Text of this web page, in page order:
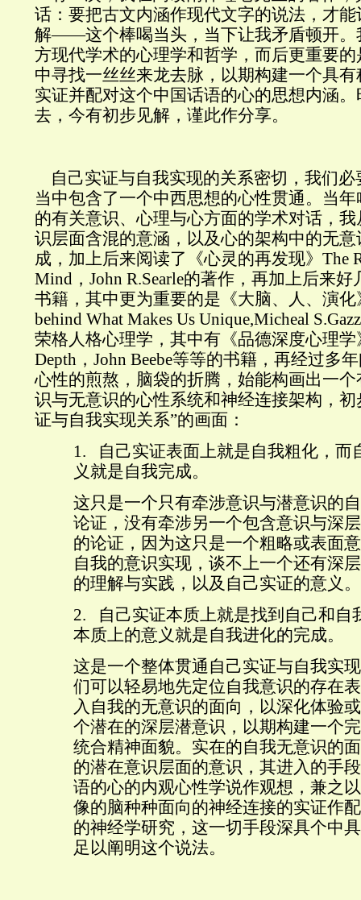
话：要把古文内涵作现代文字的说法，才
解——这个棒喝当头，当下让我矛盾顿开。
方现代学术的心理学和哲学，而后更重要
中寻找一丝丝来龙去脉，以期构建一个具
实证并配对这个中国话语的心的思想内涵
去，今有初步见解，谨此作分享。
自己实证与自我实现的关系密切，我们
当中包含了一个中西思想的心性贯通。当
的有关意识、心理与心方面的学术对话，
识层面含混的意涵，以及心的架构中的无
成，加上后来阅读了《心灵的再发现》 The
Mind ， John R.Searle的著作，再加上后来好
书籍，其中更为重要的是《大脑、人、演化
behind What Makes Us Unique,Micheal
荣格人格心理学，其中有《品德深度心理学
Depth ， John Beebe等等的书籍，再经过多
心性的煎熬，脑袋的折腾，始能构画出一
识与无意识的心性系统和神经连接架构，初
证与自我实现关系”的画面：
1.
自己实证表面上就是自我粗化，而
义就是自我完成。
这只是一个只有牵涉意识与潜意识的
论证，没有牵涉另一个包含意识与深
的论证，因为这只是一个粗略或表面
自我的意识实现，谈不上一个还有深
的理解与实践，以及自己实证的意义。
2.
自己实证本质上就是找到自己和自
本质上的意义就是自我进化的完成。
这是一个整体贯通自己实证与自我实
们可以轻易地先定位自我意识的存在
入自我的无意识的面向，以深化体验
个潜在的深层潜意识，以期构建一个
统合精神面貌。实在的自我无意识的
的潜在意识层面的意识，其进入的手
语的心的内观心性学说作观想，兼之
像的脑种种面向的神经连接的实证作
的神经学研究，这一切手段深具个中
足以阐明这个说法。